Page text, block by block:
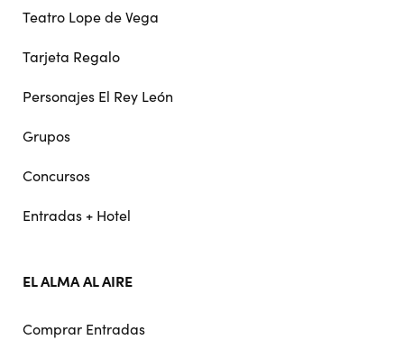
Teatro Lope de Vega
Tarjeta Regalo
Personajes El Rey León
Grupos
Concursos
Entradas + Hotel
EL ALMA AL AIRE
Comprar Entradas